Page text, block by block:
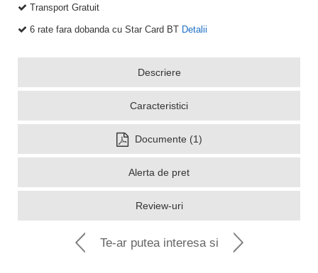
Transport Gratuit
6 rate fara dobanda cu Star Card BT Detalii
Descriere
Caracteristici
Documente (1)
Alerta de pret
Review-uri
Te-ar putea interesa si